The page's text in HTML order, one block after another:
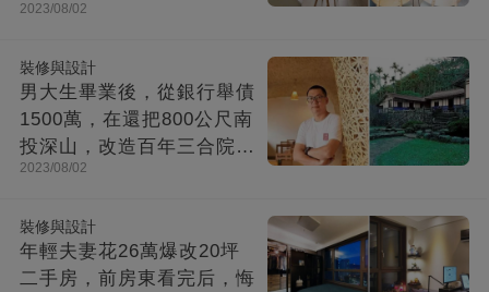
戚不吭聲了
2023/08/02
裝修與設計
男大生畢業後，從銀行舉債
1500萬，在還把800公尺南
投深山，改造百年三合院，
成「台灣最美民宿」!
2023/08/02
裝修與設計
年輕夫妻花26萬爆改20坪
二手房，前房東看完后，悔